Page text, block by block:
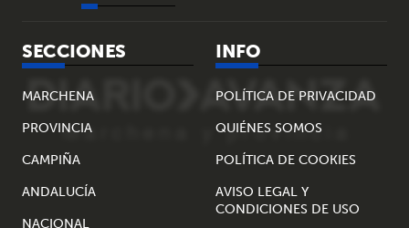
SECCIONES
MARCHENA
PROVINCIA
CAMPIÑA
ANDALUCÍA
NACIONAL
INFO
POLÍTICA DE PRIVACIDAD
QUIÉNES SOMOS
POLÍTICA DE COOKIES
AVISO LEGAL Y
CONDICIONES DE USO